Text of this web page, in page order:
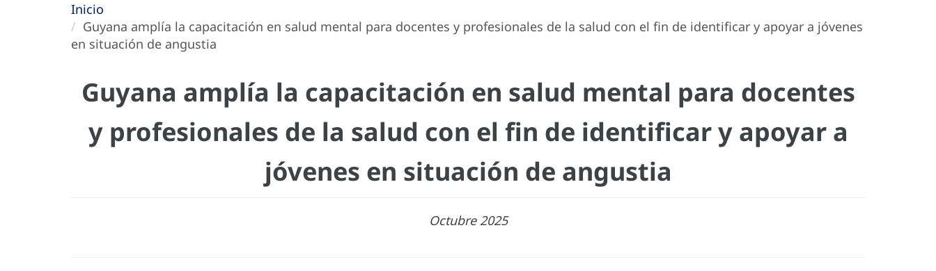
Inicio
Guyana amplía la capacitación en salud mental para docentes y profesionales de la salud con el fin de identificar y apoyar a jóvenes
en situación de angustia
Guyana amplía la capacitación en salud mental para docentes
y profesionales de la salud con el fin de identificar y apoyar a
jóvenes en situación de angustia
Octubre 2025